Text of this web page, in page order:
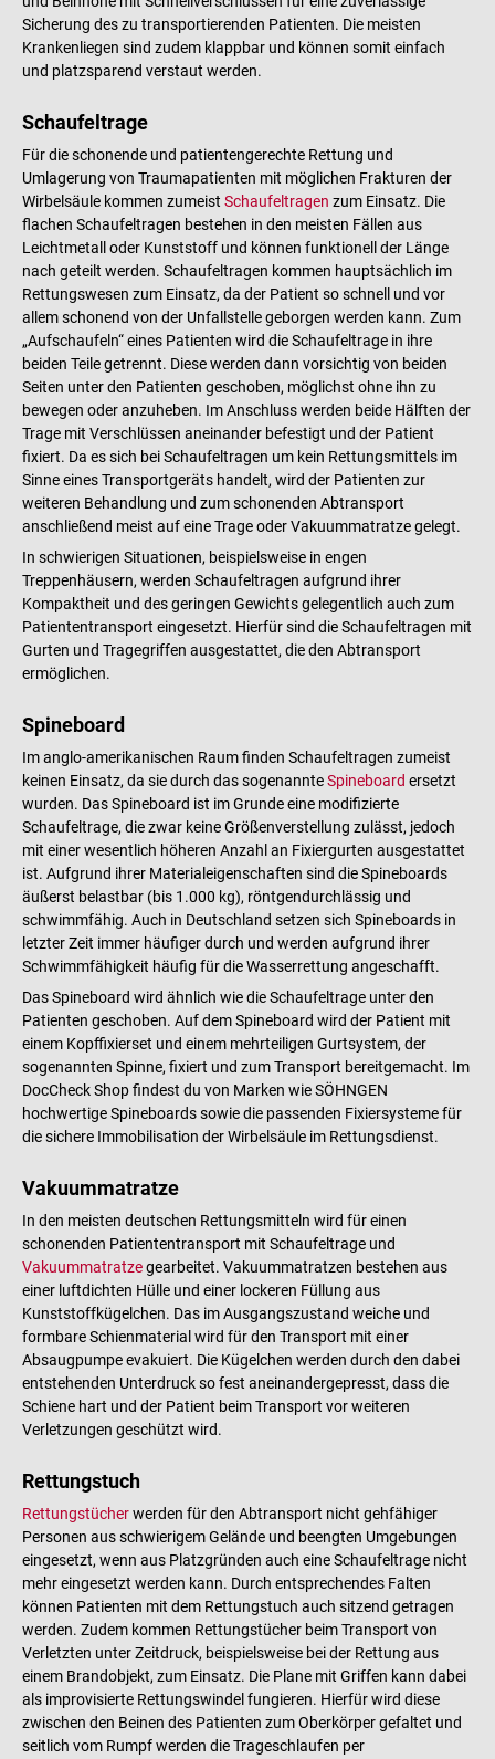
Sicherung des zu transportierenden Patienten. Die meisten
Krankenliegen sind zudem klappbar und können somit einfach
und platzsparend verstaut werden.
Schaufeltrage
Für die schonende und patientengerechte Rettung und
Umlagerung von Traumapatienten mit möglichen Frakturen der
Wirbelsäule kommen zumeist Schaufeltragen zum Einsatz. Die
flachen Schaufeltragen bestehen in den meisten Fällen aus
Leichtmetall oder Kunststoff und können funktionell der Länge
nach geteilt werden. Schaufeltragen kommen hauptsächlich im
Rettungswesen zum Einsatz, da der Patient so schnell und vor
allem schonend von der Unfallstelle geborgen werden kann. Zum
„Aufschaufeln“ eines Patienten wird die Schaufeltrage in ihre
beiden Teile getrennt. Diese werden dann vorsichtig von beiden
Seiten unter den Patienten geschoben, möglichst ohne ihn zu
bewegen oder anzuheben. Im Anschluss werden beide Hälften der
Trage mit Verschlüssen aneinander befestigt und der Patient
fixiert. Da es sich bei Schaufeltragen um kein Rettungsmittels im
Sinne eines Transportgeräts handelt, wird der Patienten zur
weiteren Behandlung und zum schonenden Abtransport
anschließend meist auf eine Trage oder Vakuummatratze gelegt.
In schwierigen Situationen, beispielsweise in engen
Treppenhäusern, werden Schaufeltragen aufgrund ihrer
Kompaktheit und des geringen Gewichts gelegentlich auch zum
Patiententransport eingesetzt. Hierfür sind die Schaufeltragen mit
Gurten und Tragegriffen ausgestattet, die den Abtransport
ermöglichen.
Spineboard
Im anglo-amerikanischen Raum finden Schaufeltragen zumeist
keinen Einsatz, da sie durch das sogenannteSpineboard ersetzt
wurden. Das Spineboard ist im Grunde eine modifizierte
Schaufeltrage, die zwar keine Größenverstellung zulässt, jedoch
mit einer wesentlich höheren Anzahl an Fixiergurten ausgestattet
ist. Aufgrund ihrer Materialeigenschaften sind die Spineboards
äußerst belastbar (bis 1.000 kg), röntgendurchlässig und
schwimmfähig. Auch in Deutschland setzen sich Spineboards in
letzter Zeit immer häufiger durch und werden aufgrund ihrer
Schwimmfähigkeit häufig für die Wasserrettung angeschafft.
Das Spineboard wird ähnlich wie die Schaufeltrage unter den
Patienten geschoben. Auf dem Spineboard wird der Patient mit
einem Kopffixierset und einem mehrteiligen Gurtsystem, der
sogenannten Spinne, fixiert und zum Transport bereitgemacht. Im
DocCheck Shop findest du von Marken wie SÖHNGEN
hochwertige Spineboards sowie die passenden Fixiersysteme für
die sichere Immobilisation der Wirbelsäule im Rettungsdienst.
Vakuummatratze
In den meisten deutschen Rettungsmitteln wird für einen
schonenden Patiententransport mit Schaufeltrage und
Vakuummatratzegearbeitet. Vakuummatratzen bestehen aus
einer luftdichten Hülle und einer lockeren Füllung aus
Kunststoffkügelchen. Das im Ausgangszustand weiche und
formbare Schienmaterial wird für den Transport mit einer
Absaugpumpe evakuiert. Die Kügelchen werden durch den dabei
entstehenden Unterdruck so fest aneinandergepresst, dass die
Schiene hart und der Patient beim Transport vor weiteren
Verletzungen geschützt wird.
Rettungstuch
Rettungstücherwerden für den Abtransport nicht gehfähiger
Personen aus schwierigem Gelände und beengten Umgebungen
eingesetzt, wenn aus Platzgründen auch eine Schaufeltrage nicht
mehr eingesetzt werden kann. Durch entsprechendes Falten
können Patienten mit dem Rettungstuch auch sitzend getragen
werden. Zudem kommen Rettungstücher beim Transport von
Verletzten unter Zeitdruck, beispielsweise bei der Rettung aus
einem Brandobjekt, zum Einsatz. Die Plane mit Griffen kann dabei
als improvisierte Rettungswindel fungieren. Hierfür wird diese
zwischen den Beinen des Patienten zum Oberkörper gefaltet und
seitlich vom Rumpf werden die Trageschlaufen per